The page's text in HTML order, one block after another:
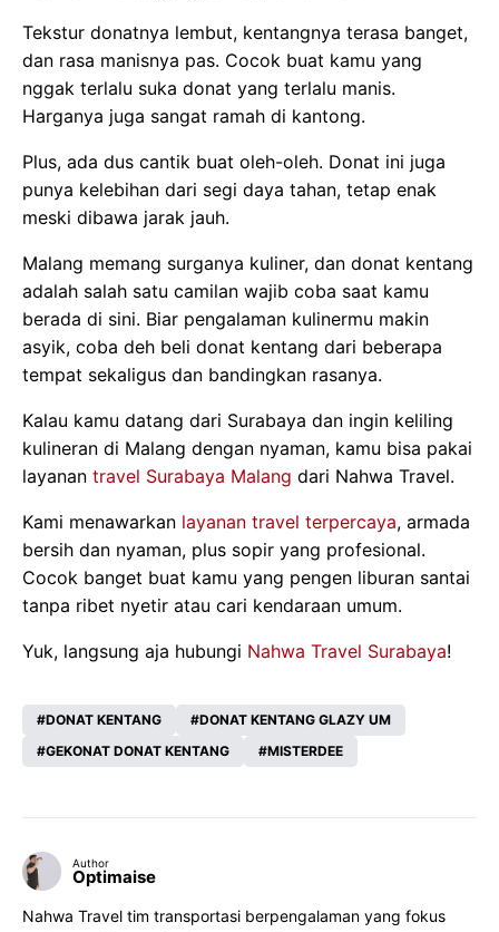
Tekstur donatnya lembut, kentangnya terasa banget,
dan rasa manisnya pas. Cocok buat kamu yang
nggak terlalu suka donat yang terlalu manis.
Harganya juga sangat ramah di kantong.
Plus, ada dus cantik buat oleh-oleh. Donat ini juga
punya kelebihan dari segi daya tahan, tetap enak
meski dibawa jarak jauh.
Malang memang surganya kuliner, dan donat kentang
adalah salah satu camilan wajib coba saat kamu
berada di sini. Biar pengalaman kulinermu makin
asyik, coba deh beli donat kentang dari beberapa
tempat sekaligus dan bandingkan rasanya.
Kalau kamu datang dari Surabaya dan ingin keliling
kulineran di Malang dengan nyaman, kamu bisa pakai
layanan travel Surabaya Malang dari Nahwa Travel.
Kami menawarkan layanan travel terpercaya, armada
bersih dan nyaman, plus sopir yang profesional.
Cocok banget buat kamu yang pengen liburan santai
tanpa ribet nyetir atau cari kendaraan umum.
Yuk, langsung aja hubungi Nahwa Travel Surabaya!
DONAT KENTANG
DONAT KENTANG GLAZY UM
GEKONAT DONAT KENTANG
MISTERDEE
Author
Optimaise
Nahwa Travel tim transportasi berpengalaman yang fokus